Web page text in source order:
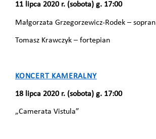
11 lipca 2020 r. (sobota) g. 17:00
Małgorzata Grzegorzewicz-Rodek – sopran
Tomasz Krawczyk – fortepian
KONCERT KAMERALNY
18 lipca 2020 r. (sobota) g. 17:00
„Camerata Vistula”